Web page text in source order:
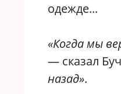
одежде...
«Когда мы
— сказал
назад».